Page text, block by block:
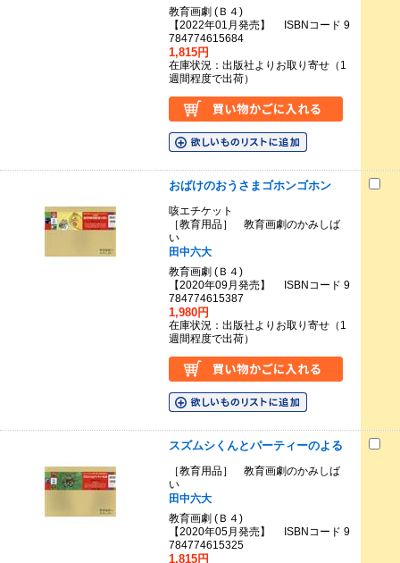
教育画劇 (Ｂ４)
【2022年01月発売】 ISBNコード 9
784774615684
1,815円
在庫状況：出版社よりお取り寄せ（1
週間程度で出荷）
おばけのおうさまゴホンゴホン
咳エチケット
［教育用品］ 教育画劇のかみしば
い
田中六大
教育画劇 (Ｂ４)
【2020年09月発売】 ISBNコード 9
784774615387
1,980円
在庫状況：出版社よりお取り寄せ（1
週間程度で出荷）
スズムシくんとパーティーのよる
［教育用品］ 教育画劇のかみしば
い
田中六大
教育画劇 (Ｂ４)
【2020年05月発売】 ISBNコード 9
784774615325
1,815円